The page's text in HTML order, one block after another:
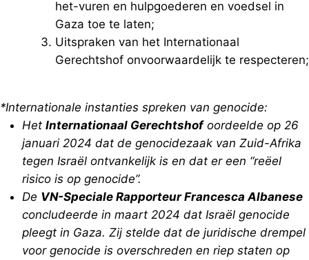
het-vuren en hulpgoederen en voedsel in
Gaza toe te laten;
Uitspraken van het Internationaal
Gerechtshof onvoorwaardelijk te respecteren;
*Internationale instanties spreken van genocide:
Het Internationaal Gerechtshofoordeelde op 26
januari 2024 dat de genocidezaak van Zuid-Afrika
tegen Israël ontvankelijk is en dat er een “reëel
risico is op genocide”.
De VN-Speciale Rapporteur Francesca Albanese
concludeerde in maart 2024 dat Israël genocide
pleegt in Gaza. Zij stelde dat de juridische drempel
voor genocide is overschreden en riep staten op